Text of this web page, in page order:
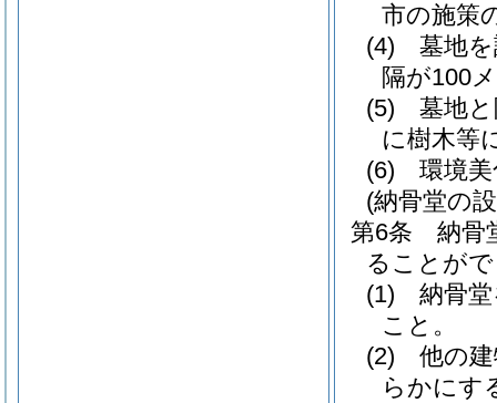
市の施策
(4)
墓地
隔が100
(5)
墓地
に樹木等
(6)
環境
(納骨堂の
第6条
納骨
ることが
(1)
納骨
こと。
(2)
他の
らかにす